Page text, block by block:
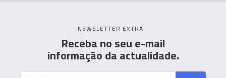
NEWSLETTER EXTRA
Receba no seu e-mail
informação da actualidade.